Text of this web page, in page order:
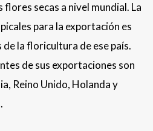
flores secas a nivel mundial. La
para la exportación es
la floricultura de ese país.
de sus exportaciones son
Reino Unido, Holanda y